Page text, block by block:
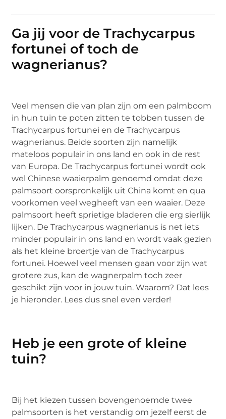
Ga jij voor de Trachycarpus
fortunei of toch de
wagnerianus?
Veel mensen die van plan zijn om een palmboom
in hun tuin te poten zitten te tobben tussen de
Trachycarpus fortunei en de Trachycarpus
wagnerianus. Beide soorten zijn namelijk
mateloos populair in ons land en ook in de rest
van Europa. De Trachycarpus fortunei wordt ook
wel Chinese waaierpalm genoemd omdat deze
palmsoort oorspronkelijk uit China komt en qua
voorkomen veel wegheeft van een waaier. Deze
palmsoort heeft sprietige bladeren die erg sierlijk
lijken. De Trachycarpus wagnerianus is net iets
minder populair in ons land en wordt vaak gezien
als het kleine broertje van de Trachycarpus
fortunei. Hoewel veel mensen gaan voor zijn wat
grotere zus, kan de wagnerpalm toch zeer
geschikt zijn voor in jouw tuin. Waarom? Dat lees
je hieronder. Lees dus snel even verder!
Heb je een grote of kleine
tuin?
Bij het kiezen tussen bovengenoemde twee
palmsoorten is het verstandig om jezelf eerst de